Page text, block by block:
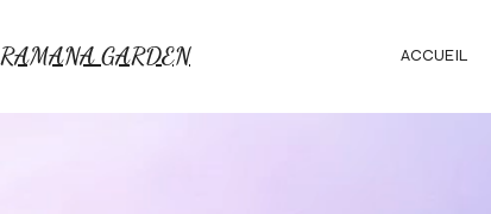
ACCUEIL
RAMANA GARDEN